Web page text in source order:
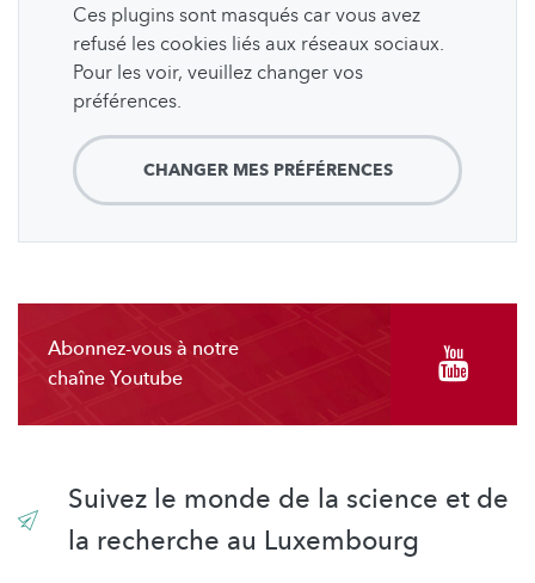
Ces plugins sont masqués car vous avez
refusé les cookies liés aux réseaux sociaux.
Pour les voir, veuillez changer vos
préférences.
CHANGER MES PRÉFÉRENCES
Abonnez-vous à notre
chaîne Youtube
Suivez le monde de la science et de
la recherche au Luxembourg